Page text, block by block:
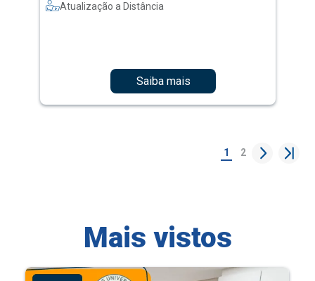
Atualização a Distância
Saiba mais
1 2
Mais vistos